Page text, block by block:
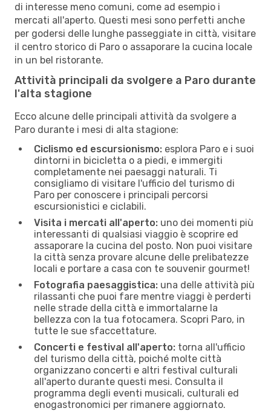
di interesse meno comuni, come ad esempio i
mercati all'aperto. Questi mesi sono perfetti anche
per godersi delle lunghe passeggiate in città, visitare
il centro storico di Paro o assaporare la cucina locale
in un bel ristorante.
Attività principali da svolgere a Paro durante
l'alta stagione
Ecco alcune delle principali attività da svolgere a
Paro durante i mesi di alta stagione:
Ciclismo ed escursionismo: esplora Paro e i suoi
dintorni in bicicletta o a piedi, e immergiti
completamente nei paesaggi naturali. Ti
consigliamo di visitare l'ufficio del turismo di
Paro per conoscere i principali percorsi
escursionistici e ciclabili.
Visita i mercati all'aperto: uno dei momenti più
interessanti di qualsiasi viaggio è scoprire ed
assaporare la cucina del posto. Non puoi visitare
la città senza provare alcune delle prelibatezze
locali e portare a casa con te souvenir gourmet!
Fotografia paesaggistica: una delle attività più
rilassanti che puoi fare mentre viaggi è perderti
nelle strade della città e immortalarne la
bellezza con la tua fotocamera. Scopri Paro, in
tutte le sue sfaccettature.
Concerti e festival all'aperto: torna all'ufficio
del turismo della città, poiché molte città
organizzano concerti e altri festival culturali
all'aperto durante questi mesi. Consulta il
programma degli eventi musicali, culturali ed
enogastronomici per rimanere aggiornato.